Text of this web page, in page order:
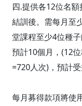
四.提供各12位名
結訓後。需每月至
堂課程至少4位種
預計10個月，(12
=720人次)，預計受
每月募得款項將使